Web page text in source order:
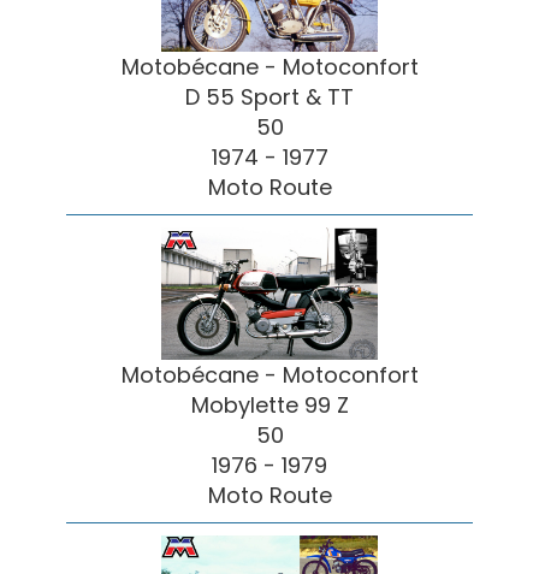
Motobécane - Motoconfort
D 55 Sport & TT
50
1974 - 1977
Moto Route
Motobécane - Motoconfort
Mobylette 99 Z
50
1976 - 1979
Moto Route